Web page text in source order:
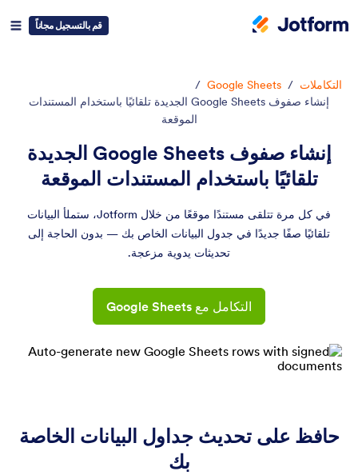
قم بالتسجيل مجاناً
التكاملات /
Google Sheets
/
إنشاء صفوف Google Sheets الجديدة تلقائيًا باستخدام المستندات
الموقعة
إنشاء صفوف Google Sheets الجديدة
تلقائيًا باستخدام المستندات الموقعة
في كل مرة تتلقى مستندًا موقعًا من خلال Jotform، ستملأ البيانات
تلقائيًا صفًا جديدًا في جدول البيانات الخاص بك — بدون الحاجة إلى
تحديثات يدوية مزعجة.
التكامل مع Google Sheets
حافظ على تحديث جداول البيانات الخاصة
بك